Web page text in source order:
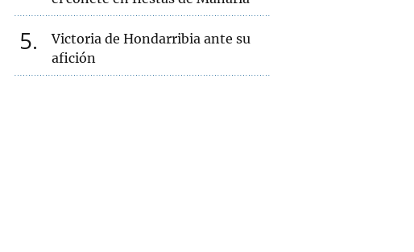
5
Victoria de Hondarribia ante su
afición